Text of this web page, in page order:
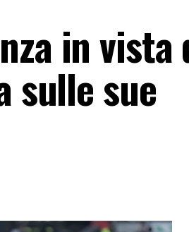
in vista
sulle sue